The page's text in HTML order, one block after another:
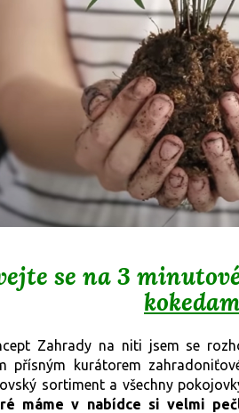
se na 3
Zahrady na niti jsem se
přísným kurátorem
sortiment a všechny
máme v nabídce si velmi